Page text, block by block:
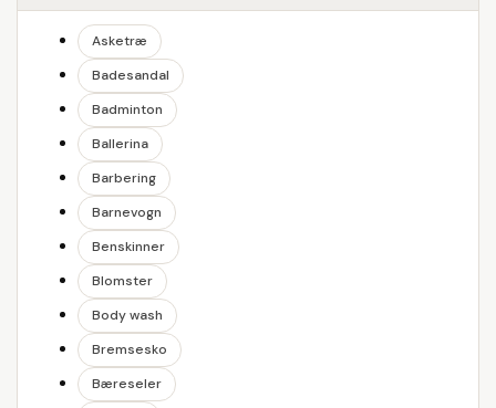
Asketræ
Badesandal
Badminton
Ballerina
Barbering
Barnevogn
Benskinner
Blomster
Body wash
Bremsesko
Bæreseler